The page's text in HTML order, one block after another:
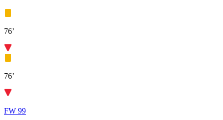
76’
76’
FW 99